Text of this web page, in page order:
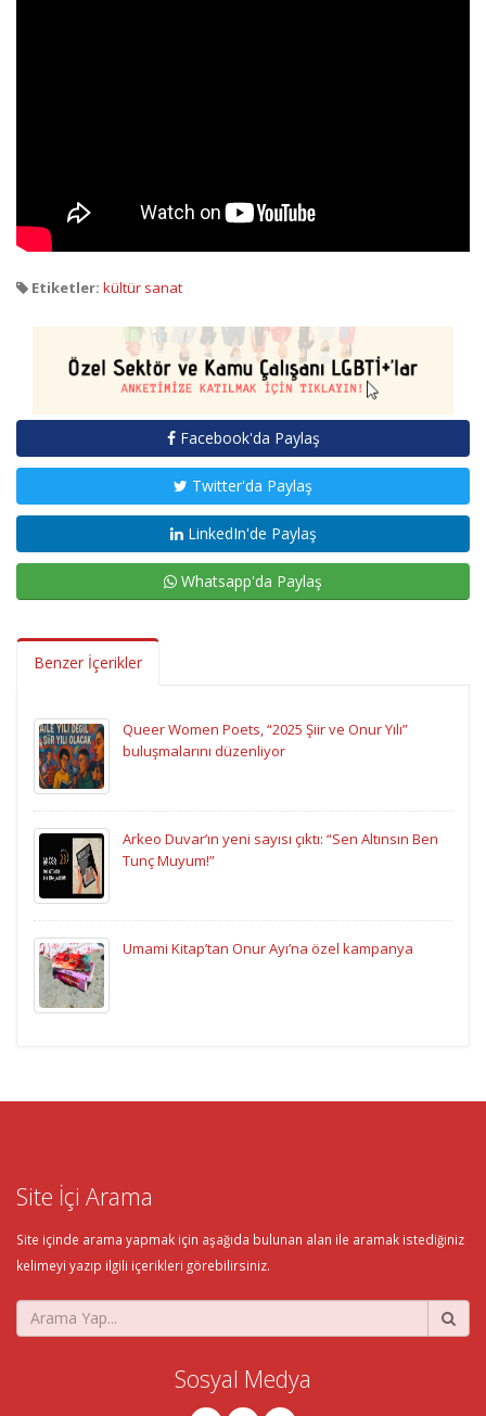
Etiketler: kültür sanat
Facebook'da Paylaş
Twitter'da Paylaş
LinkedIn'de Paylaş
Whatsapp'da Paylaş
Benzer İçerikler
Queer Women Poets, “2025 Şiir ve Onur Yılı”
buluşmalarını düzenliyor
Arkeo Duvar’ın yeni sayısı çıktı: “Sen Altınsın Ben
Tunç Muyum!”
Umami Kitap’tan Onur Ayı’na özel kampanya
Site İçi Arama
Site içinde arama yapmak için aşağıda bulunan alan ile aramak istediğiniz
kelimeyi yazıp ilgili içerikleri görebilirsiniz.
Sosyal Medya